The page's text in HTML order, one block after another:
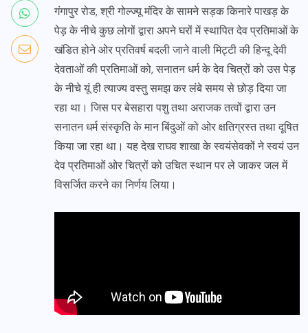
गंगापुर रोड, श्री गोल्ज्यू मंदिर के सामने सड़क किनारे पाखड़ के
पेड़ के नीचे कुछ लोगों द्वारा अपने घरों में स्थापित देव प्रतिमाओं के
खंडित होने ओर प्रतिवर्ष बदली जाने वाली मिट्टी की हिन्दू देवी
देवताओं की प्रतिमाओं को, सनातन धर्म के देव चित्रों को उस पेड़
के नीचे यूं ही त्याज्य वस्तु समझ कर लंबे समय से छोड़ दिया जा
रहा था। जिस पर बेसहारा पशु तथा अराजक तत्वों द्वारा उन
सनातन धर्म संस्कृति के मान बिंदुओं को ओर क्षतिग्रस्त तथा दूषित
किया जा रहा था। यह देख राघव शाखा के स्वयंसेवकों ने स्वयं उन
देव प्रतिमाओं ओर चित्रों को उचित स्थान पर ले जाकर जल में
विसर्जित करने का निर्णय लिया।